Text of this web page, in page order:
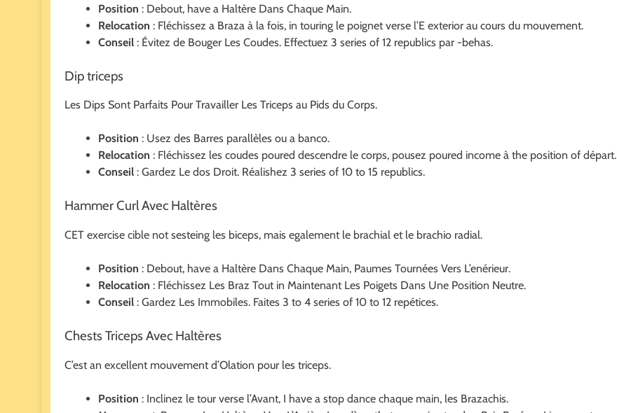
Position : Debout, have a Haltère Dans Chaque Main.
Relocation : Fléchissez a Braza à la fois, in touring le poignet verse l’E exterior au cours du mouvement.
Conseil : Évitez de Bouger Les Coudes. Effectuez 3 series of 12 republics par -behas.
Dip triceps
Les Dips Sont Parfaits Pour Travailler Les Triceps au Pids du Corps.
Position : Usez des Barres parallèles ou a banco.
Relocation : Fléchissez les coudes poured descendre le corps, pousez poured income à the position of départ.
Conseil : Gardez Le dos Droit. Réalishez 3 series of 10 to 15 republics.
Hammer Curl Avec Haltères
CET exercise cible not sesteing les biceps, mais egalement le brachial et le brachio radial.
Position : Debout, have a Haltère Dans Chaque Main, Paumes Tournées Vers L’enérieur.
Relocation : Fléchissez Les Braz Tout in Maintenant Les Poigets Dans Une Position Neutre.
Conseil : Gardez Les Immobiles. Faites 3 to 4 series of 10 to 12 repétices.
Chests Triceps Avec Haltères
C’est an excellent mouvement d’Olation pour les triceps.
Position : Inclinez le tour verse l’Avant, I have a stop dance chaque main, les Brazachis.